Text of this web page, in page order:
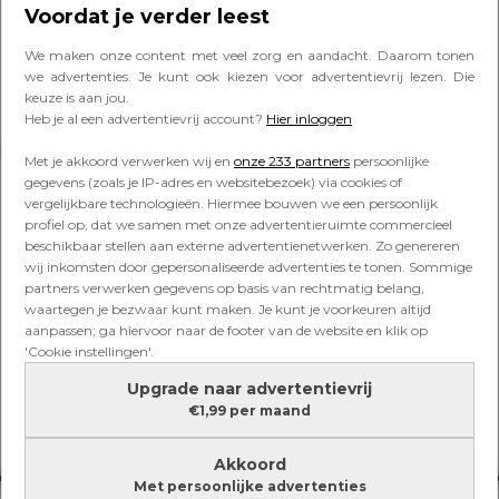
Voordat je verder leest
We maken onze content met veel zorg en aandacht. Daarom tonen
we advertenties. Je kunt ook kiezen voor advertentievrij lezen. Die
keuze is aan jou.
Heb je al een advertentievrij account? Hier inloggen
Met je akkoord verwerken wij en onze 233 partners persoonlijke
gegevens (zoals je IP-adres en websitebezoek) via cookies of
vergelijkbare technologieën. Hiermee bouwen we een persoonlijk
profiel op, dat we samen met onze advertentieruimte commercieel
beschikbaar stellen aan externe advertentienetwerken. Zo genereren
wij inkomsten door gepersonaliseerde advertenties te tonen. Sommige
partners verwerken gegevens op basis van rechtmatig belang,
waartegen je bezwaar kunt maken. Je kunt je voorkeuren altijd
aanpassen; ga hiervoor naar de footer van de website en klik op
'Cookie instellingen'.
Upgrade naar advertentievrij
€1,99 per maand
Akkoord
Met persoonlijke advertenties
je op letten bij je aanschaf